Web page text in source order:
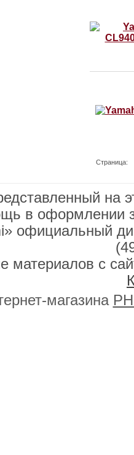
Страница:
на
в оформлении
официальный
материалов с
магазина